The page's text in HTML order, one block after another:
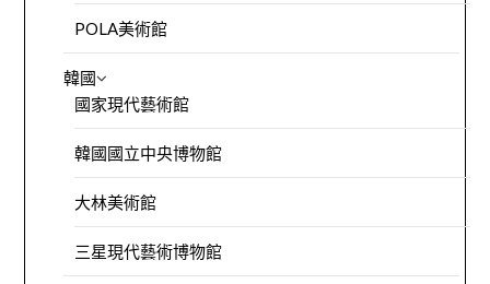
POLA美術館
韓國
國家現代藝術館
韓國國立中央博物館
大林美術館
三星現代藝術博物館